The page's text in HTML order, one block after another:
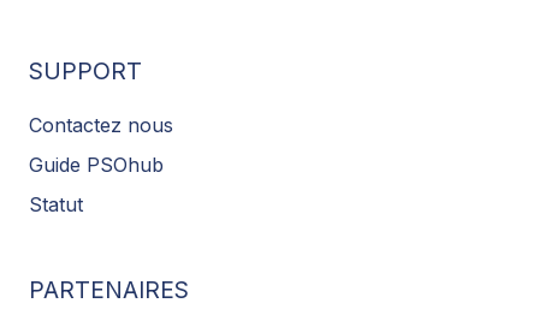
SUPPORT
Contactez nous
Guide PSOhub
Statut
PARTENAIRES